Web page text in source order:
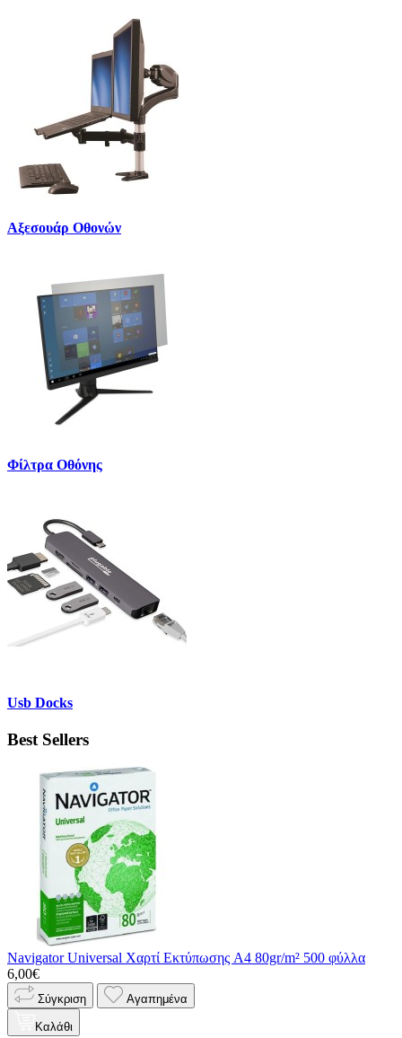
Αξεσουάρ Οθονών
Φίλτρα Οθόνης
Usb Docks
Best Sellers
Navigator Universal Χαρτί Εκτύπωσης A4 80gr/m² 500 φύλλα
6,00€
Σύγκριση Αγαπημένα
Καλάθι